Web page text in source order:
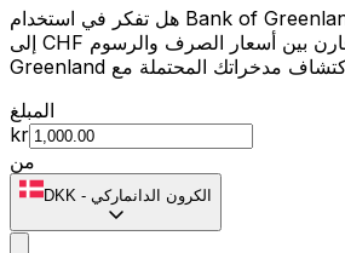
هل تفكر في استخدام Bank of Greenland للتحويل من DKK
إلى CHF ؟ قارن بين أسعار الصرف والرسوم Bank of
المبلغ
kr
من
DKK - الكرون الدانماركي